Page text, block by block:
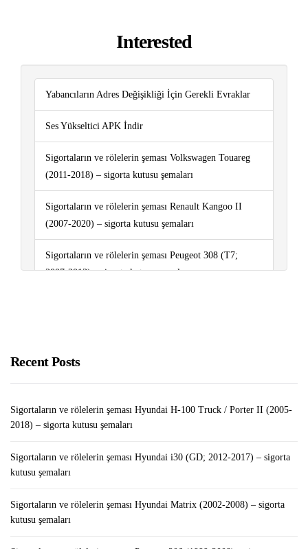
Interested
Yabancıların Adres Değişikliği İçin Gerekli Evraklar
Ses Yükseltici APK İndir
Sigortaların ve rölelerin şeması Volkswagen Touareg
(2011-2018) – sigorta kutusu şemaları
Sigortaların ve rölelerin şeması Renault Kangoo II
(2007-2020) – sigorta kutusu şemaları
Sigortaların ve rölelerin şeması Peugeot 308 (T7;
2007-2013) – sigorta kutusu şemaları
Recent Posts
Sigortaların ve rölelerin şeması Hyundai H-100 Truck / Porter II (2005-
2018) – sigorta kutusu şemaları
Sigortaların ve rölelerin şeması Hyundai i30 (GD; 2012-2017) – sigorta
kutusu şemaları
Sigortaların ve rölelerin şeması Hyundai Matrix (2002-2008) – sigorta
kutusu şemaları